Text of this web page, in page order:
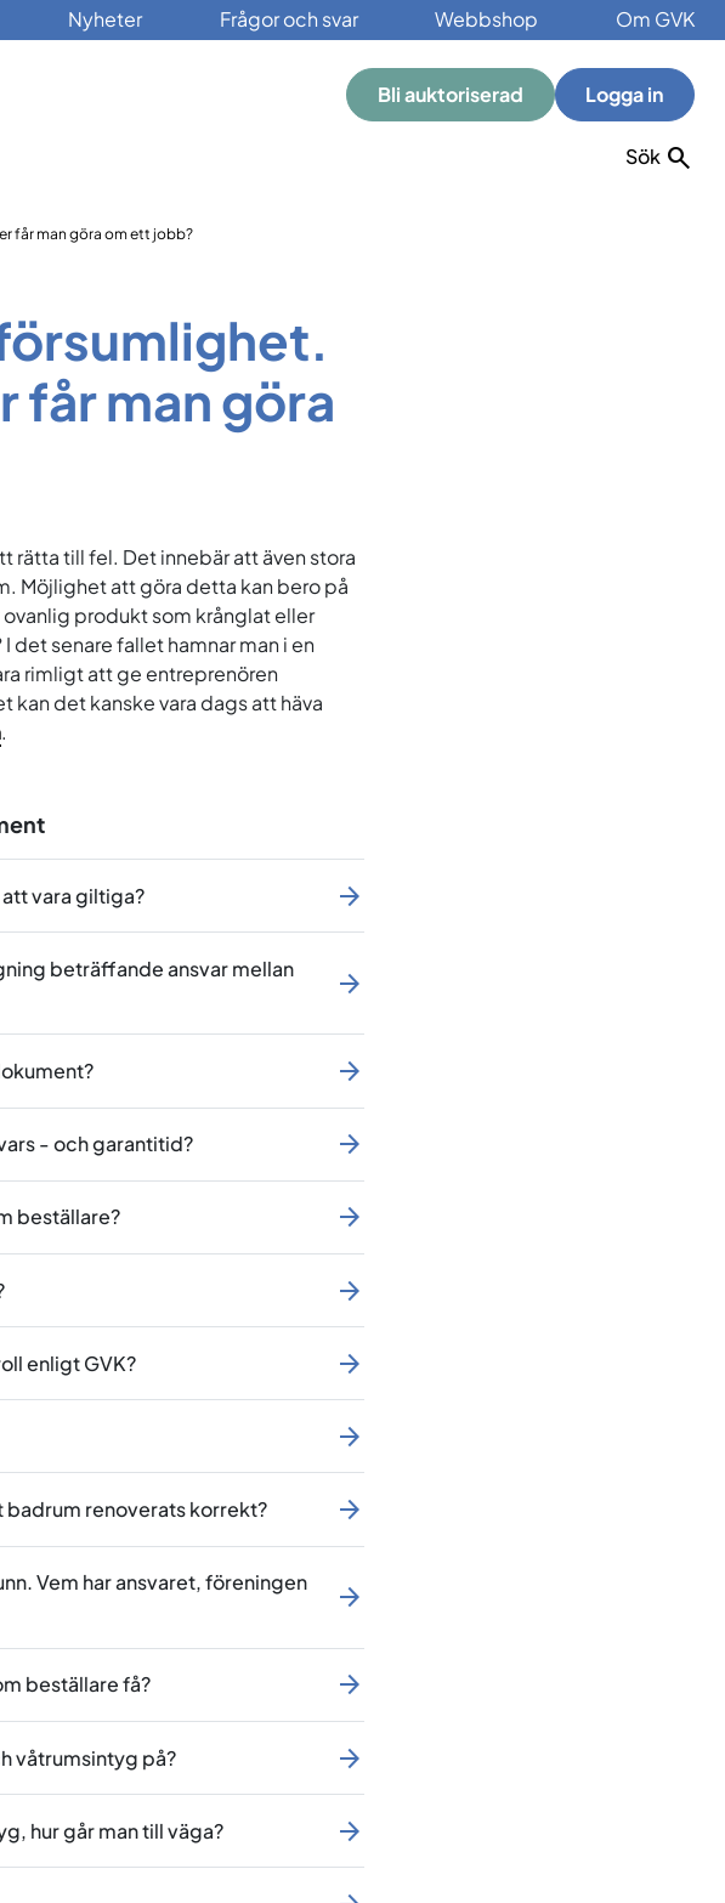
Nyheter Frågor och svar Webbshop Om GVK
Bli auktoriserad Logga in
Sök
får man göra om ett jobb?
får man göra
rätta till fel. Det innebär att även stora
Möjlighet att göra detta kan bero på
produkt som krånglat eller
det senare fallet hamnar man i en
rimligt att ge entreprenören
det kanske vara dags att häva
.
vara giltiga?
beträffande ansvar mellan
- och garantitid?
beställare?
enligt GVK?
badrum renoverats korrekt?
Vem har ansvaret, föreningen
beställare få?
våtrumsintyg på?
hur går man till väga?